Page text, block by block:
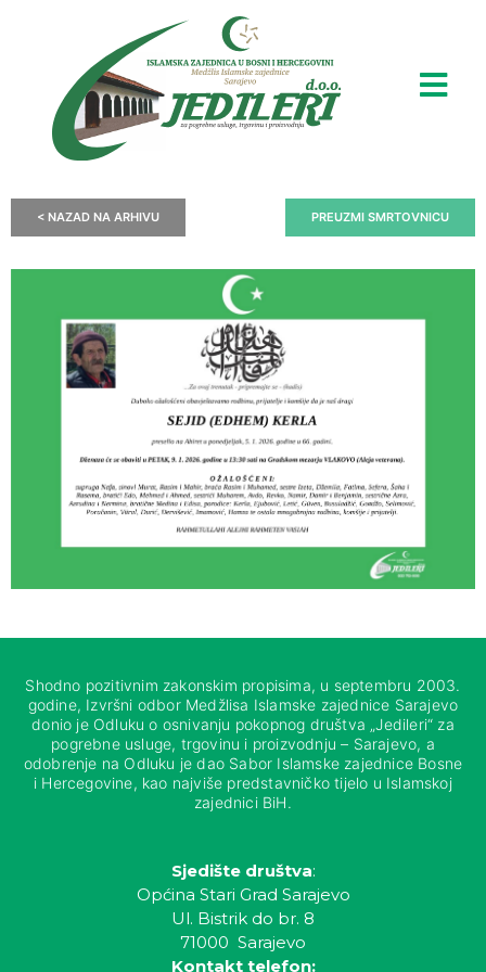
< NAZAD NA ARHIVU PREUZMI SMRTOVNICU
Shodno pozitivnim zakonskim propisima, u septembru 2003.
godine, Izvršni odbor Medžlisa Islamske zajednice Sarajevo
donio je Odluku o osnivanju pokopnog društva „Jedileri“ za
pogrebne usluge, trgovinu i proizvodnju – Sarajevo, a
odobrenje na Odluku je dao Sabor Islamske zajednice Bosne
i Hercegovine, kao najviše predstavničko tijelo u Islamskoj
zajednici BiH.
Sjedište društva:
Općina Stari Grad Sarajevo
Ul. Bistrik do br. 8
71000 Sarajevo
Kontakt telefon: